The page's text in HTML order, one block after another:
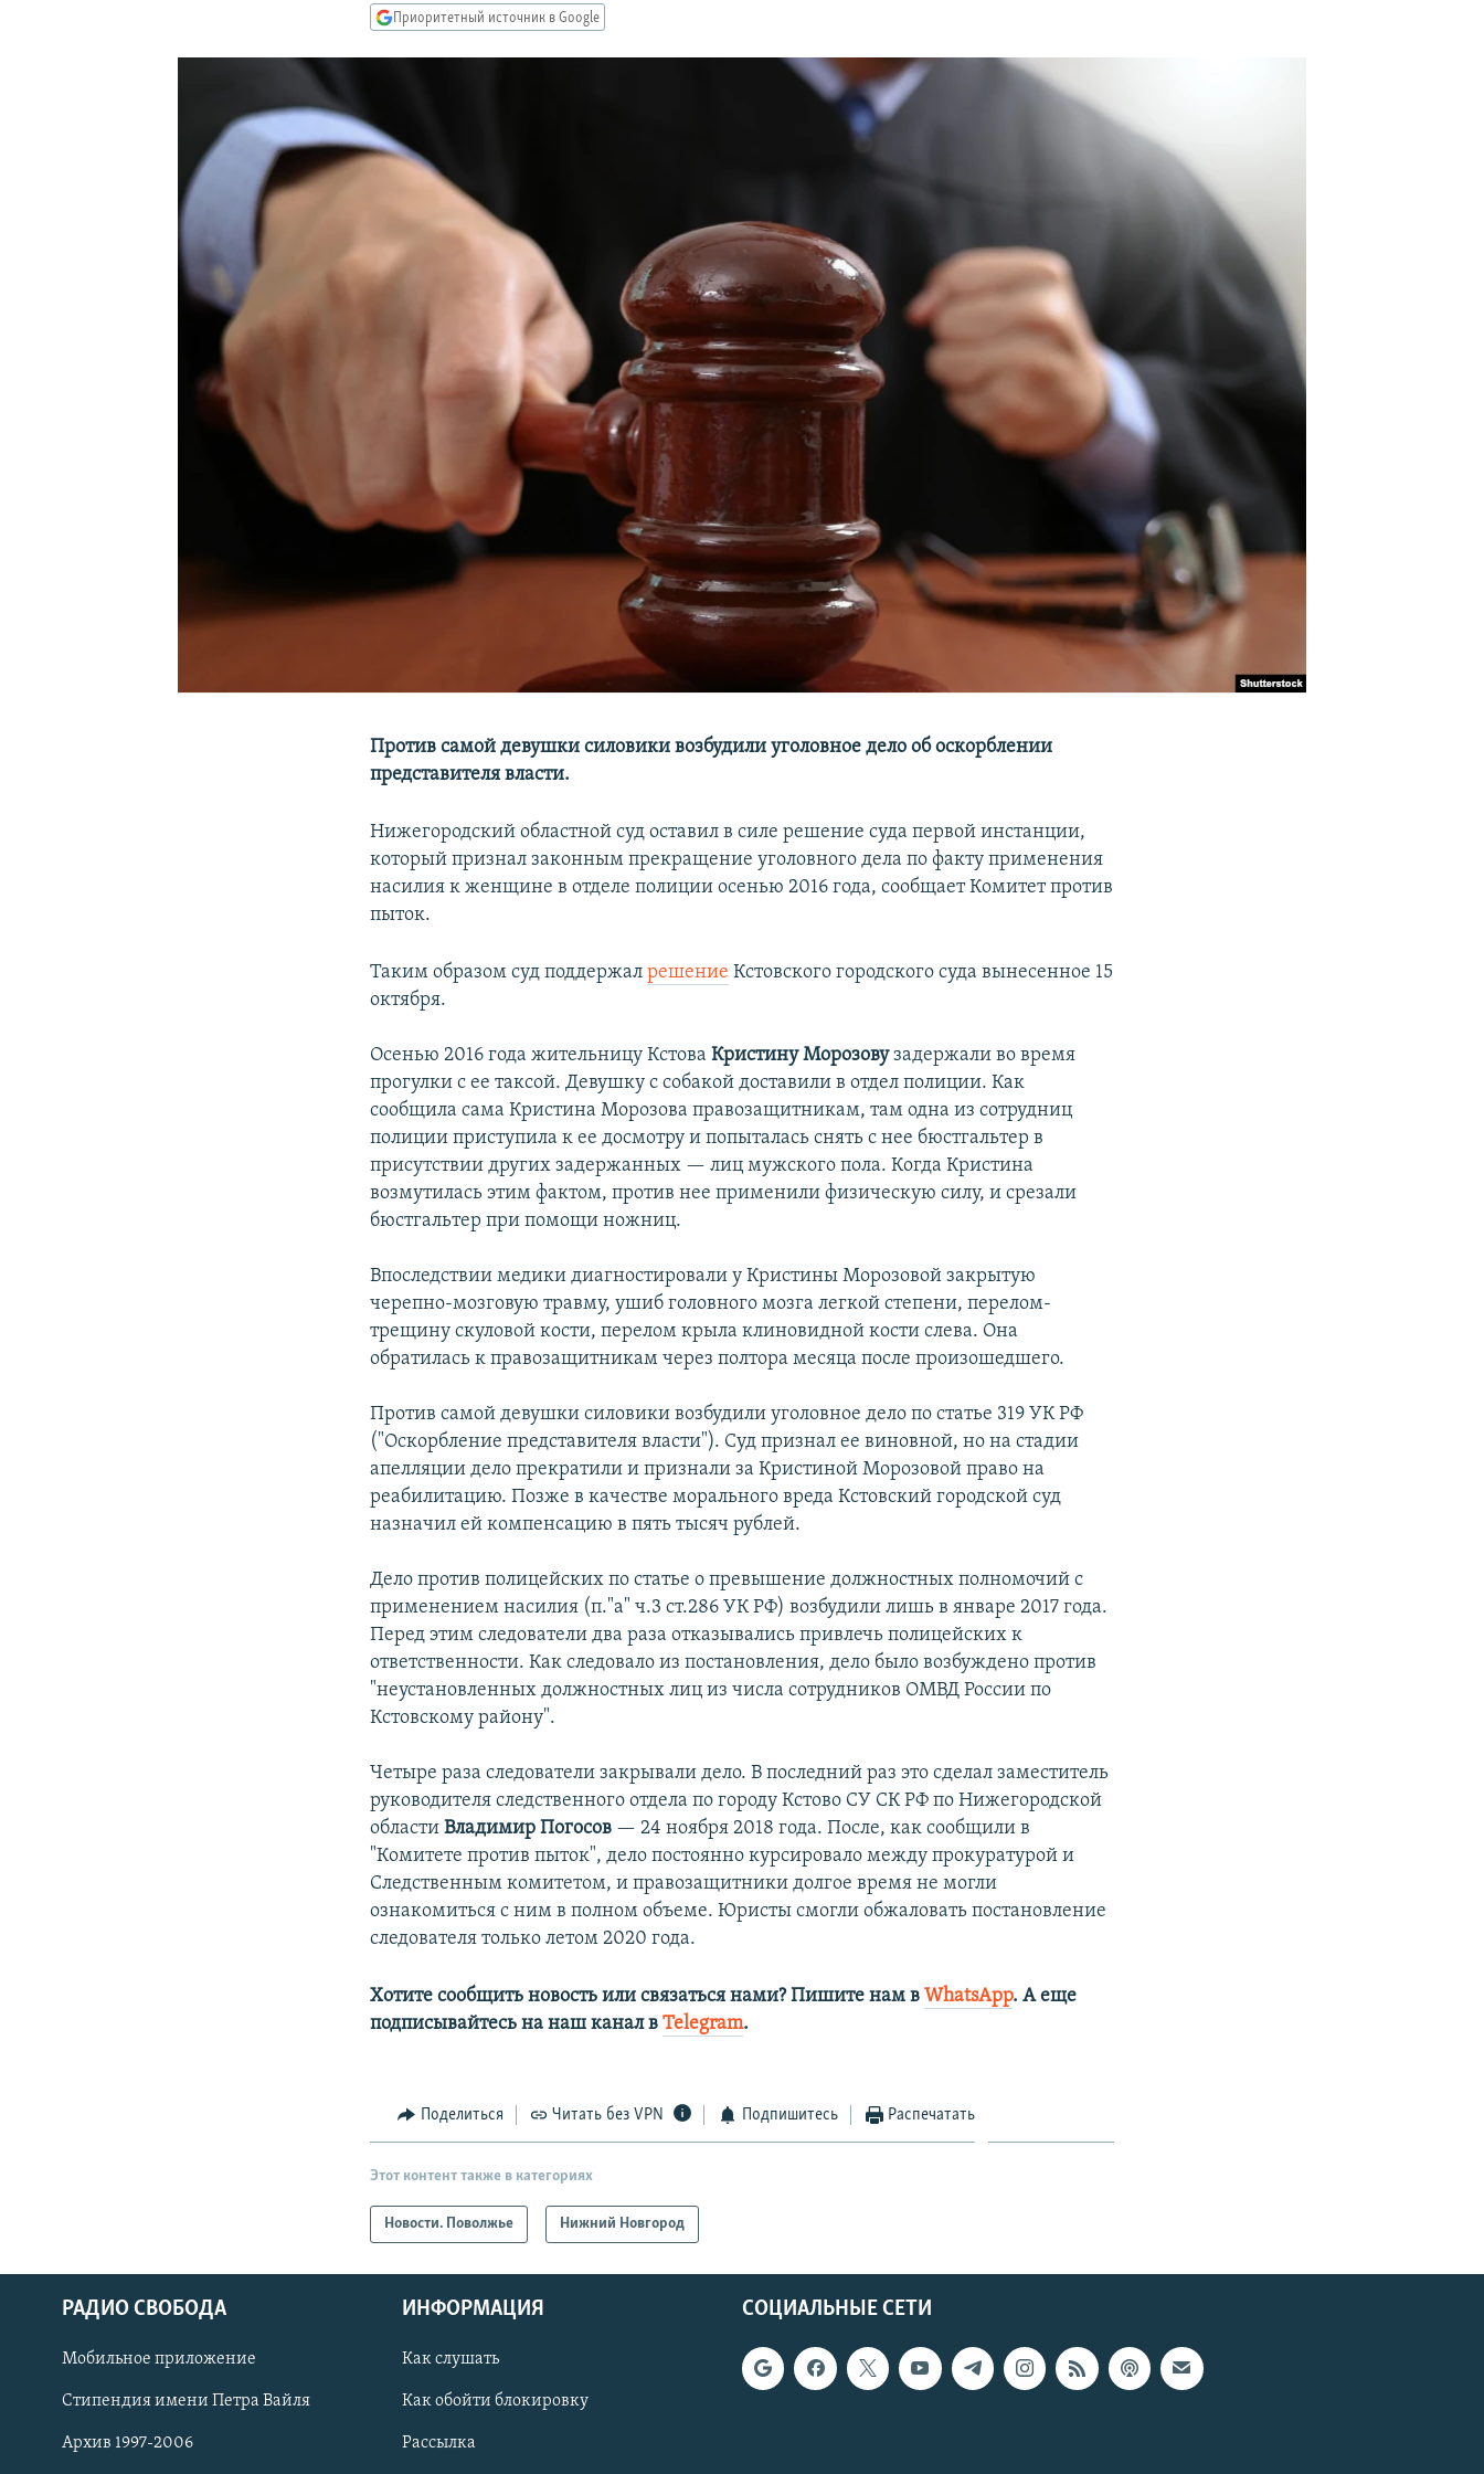
СОЦИАЛЬНЫЕ СЕТИ
Приоритетный источник в Google
Против самой девушки силовики возбудили уголовное дело об оскорблении
представителя власти.
Нижегородский областной суд оставил в силе решение суда первой инстанции,
который признал законным прекращение уголовного дела по факту применения
насилия к женщине в отделе полиции осенью 2016 года, сообщает Комитет против
пыток.
Таким образом суд поддержалрешение Кстовского городского суда вынесенное 15
октября.
Осенью 2016 года жительницу КстоваКристину Морозовузадержали во время
прогулки с ее таксой. Девушку с собакой доставили в отдел полиции. Как
сообщила сама Кристина Морозова правозащитникам, там одна из сотрудниц
полиции приступила к ее досмотру и попыталась снять с нее бюстгальтер в
присутствии других задержанных — лиц мужского пола. Когда Кристина
возмутилась этим фактом, против нее применили физическую силу, и срезали
бюстгальтер при помощи ножниц.
Впоследствии медики диагностировали у Кристины Морозовой закрытую
черепно-мозговую травму, ушиб головного мозга легкой степени, перелом-
трещину скуловой кости, перелом крыла клиновидной кости слева. Она
обратилась к правозащитникам через полтора месяца после произошедшего.
Против самой девушки силовики возбудили уголовное дело по статье 319 УК РФ
("Оскорбление представителя власти"). Суд признал ее виновной, но на стадии
апелляции дело прекратили и признали за Кристиной Морозовой право на
реабилитацию. Позже в качестве морального вреда Кстовский городской суд
назначил ей компенсацию в пять тысяч рублей.
Дело против полицейских по статье о превышение должностных полномочий с
применением насилия (п."а" ч.3 ст.286 УК РФ) возбудили лишь в январе 2017 года.
Перед этим следователи два раза отказывались привлечь полицейских к
ответственности. Как следовало из постановления, дело было возбуждено против
"неустановленных должностных лиц из числа сотрудников ОМВД России по
Кстовскому району".
Четыре раза следователи закрывали дело. В последний раз это сделал заместитель
руководителя следственного отдела по городу Кстово СУ СК РФ по Нижегородской
областиВладимир Погосов — 24 ноября 2018 года. После, как сообщили в
"Комитете против пыток", дело постоянно курсировало между прокуратурой и
Следственным комитетом, и правозащитники долгое время не могли
ознакомиться с ним в полном объеме. Юристы смогли обжаловать постановление
следователя только летом 2020 года.
Хотите сообщить новость или связаться нами? Пишите нам вWhatsApp. А еще
подписывайтесь на наш канал вTelegram.
Поделиться Читать без VPN Подпишитесь Распечатать
Этот контент также в категориях
Новости. Поволжье Нижний Новгород
СОЦИАЛЬНЫЕ СЕТИ
РАДИО СВОБОДА
Мобильное приложение
Стипендия имени Петра Вайля
Архив 1997-2006
ИНФОРМАЦИЯ
Как слушать
Как обойти блокировку
Рассылка